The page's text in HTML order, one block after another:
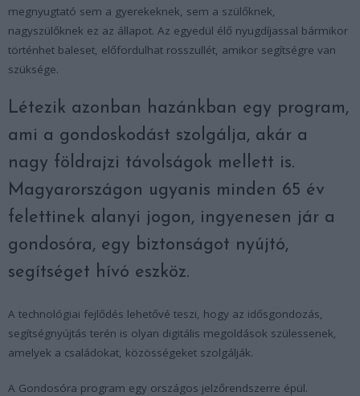
megnyugtató sem a gyerekeknek, sem a szülőknek,
nagyszülőknek ez az állapot. Az egyedül élő nyugdíjassal bármikor
történhet baleset, előfordulhat rosszullét, amikor segítségre van
szüksége.
Létezik azonban hazánkban egy program,
ami a gondoskodást szolgálja, akár a
nagy földrajzi távolságok mellett is.
Magyarországon ugyanis minden 65 év
felettinek alanyi jogon, ingyenesen jár a
gondosóra, egy biztonságot nyújtó,
segítséget hívó eszköz.
A technológiai fejlődés lehetővé teszi, hogy az idősgondozás,
segítségnyújtás terén is olyan digitális megoldások szülessenek,
amelyek a családokat, közösségeket szolgálják.
A Gondosóra program egy országos jelzőrendszerre épül.